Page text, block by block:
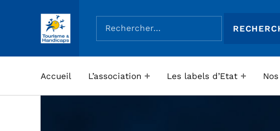
ASSOCIATION TOURISME ET HANDICAPS
Rechercher :
Accueil L’association Les labels d’Etat